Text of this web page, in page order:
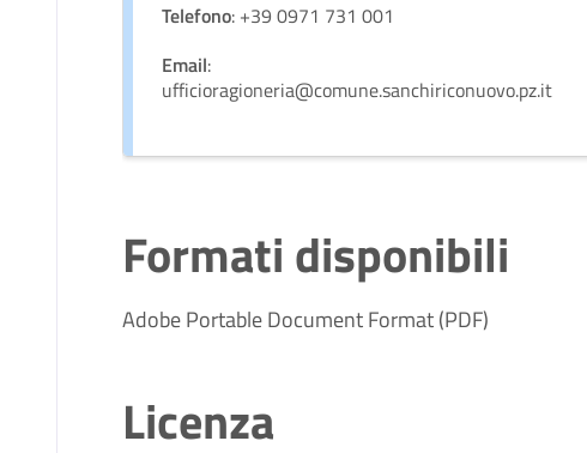
Telefono: +39 0971 731 001
Email:
ufficioragioneria@comune.sanchiriconuovo.pz.it
Formati disponibili
Adobe Portable Document Format (PDF)
Licenza